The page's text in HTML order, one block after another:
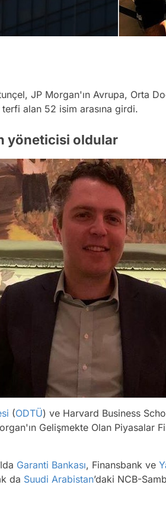
JP Morgan'ın Avrupa, Orta
alan 52 isim arasına girdi.
yöneticisi oldular
(ODTÜ) ve Harvard Business
Gelişmekte Olan Piyasalar
Garanti Bankası, Finansbank ve
da Suudi Arabistan’daki NCB-